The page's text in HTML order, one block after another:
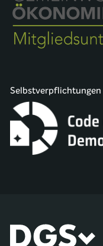
Selbstverpflichtungen